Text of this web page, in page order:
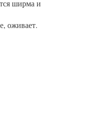
ширма и
оживает.